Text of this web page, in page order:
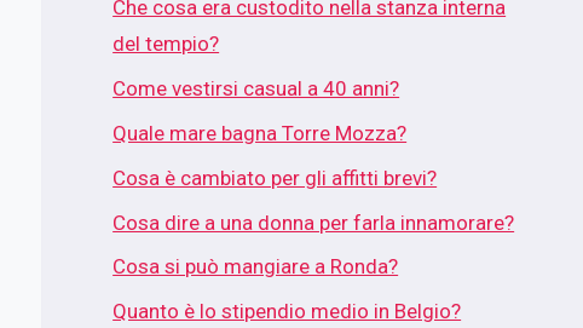
Che cosa era custodito nella stanza interna
del tempio?
Come vestirsi casual a 40 anni?
Quale mare bagna Torre Mozza?
Cosa è cambiato per gli affitti brevi?
Cosa dire a una donna per farla innamorare?
Cosa si può mangiare a Ronda?
Quanto è lo stipendio medio in Belgio?